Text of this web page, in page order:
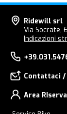
Ridewill srl
Via Socrate,
Indicazioni
Contattaci
Area